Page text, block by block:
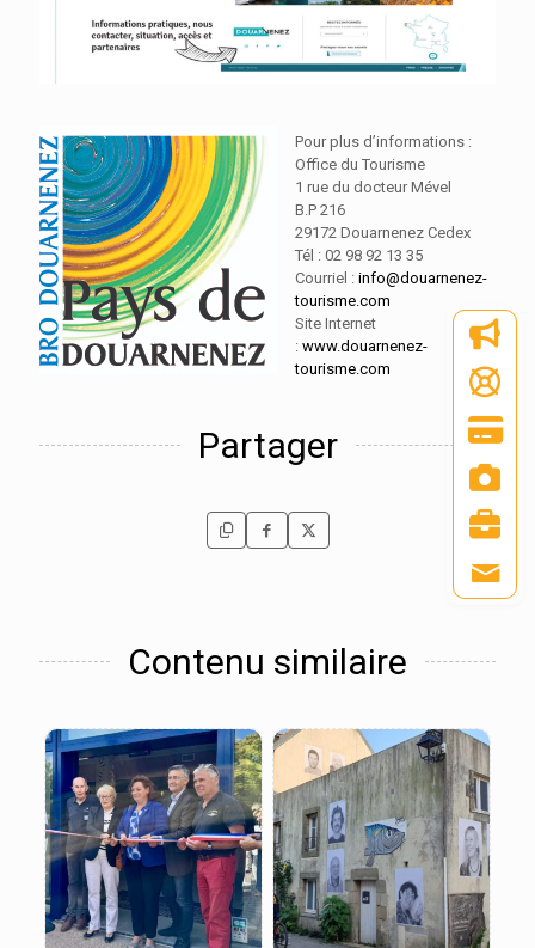
Pour plus d’informations :
Office du Tourisme
1 rue du docteur Mével
B.P 216
29172 Douarnenez Cedex
Tél : 02 98 92 13 35
Courriel : info@douarnenez-
tourisme.com
Site Internet
: www.douarnenez-
tourisme.com
Partager
Contenu similaire